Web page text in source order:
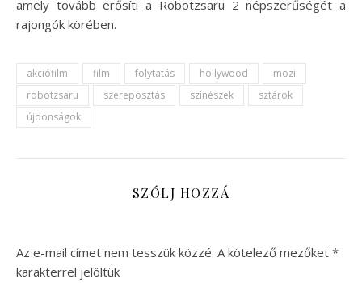
amely tovább erősíti a Robotzsaru 2 népszerűségét a
rajongók körében.
akciófilm film folytatás hollywood
mozi
robotzsaru
szereposztás színészek
sztárok
újdonságok
SZÓLJ HOZZÁ
Az e-mail címet nem tesszük közzé. A kötelező mezőket *
karakterrel jelöltük